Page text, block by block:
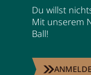
Du willst
Mit unserem
Ball!